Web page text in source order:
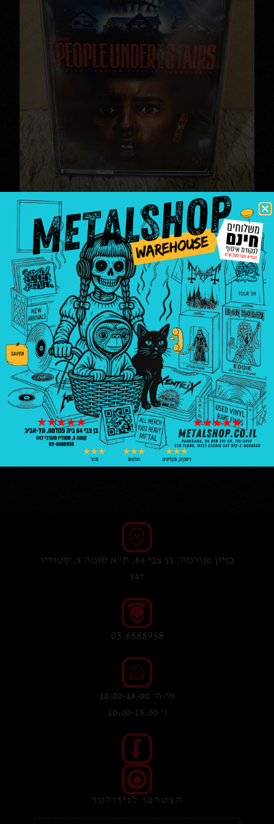
the people under the staris
soundtrack
קלטות
horror
₪80.00
1 במלאי
הוספה לסל
בניין פנורמה, בן צבי 84, ת"א קומה 5, סטודיו
547
03-6888958
א'-ה' 10:00-18:00
ו' 10:00-15:00
הצטרפו לניוזלטר